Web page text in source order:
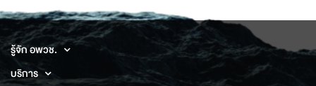
รู้จัก อพวช.
บริการ